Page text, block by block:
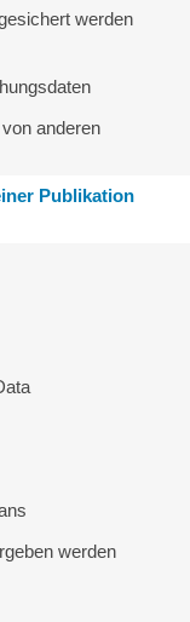
werden
anderen
Publikation
werden